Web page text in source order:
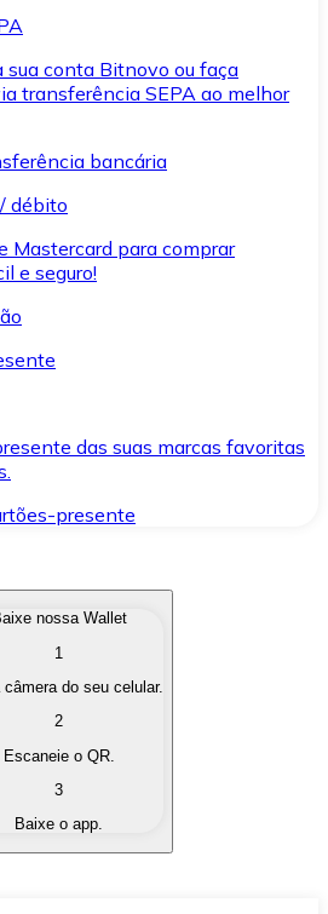
sua conta Bitnovo ou faça
transferência SEPA ao melhor
bancária
débito
Mastercard para comprar
e seguro!
das suas marcas favoritas
presente
de seu interesse de forma
em moeda fiduciária
por outra
nossa Wallet
1
câmera do seu celular.
2
Escaneie o QR.
3
Baixe o app.